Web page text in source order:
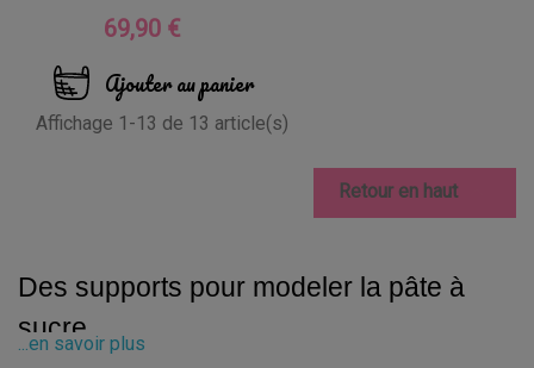
Prix
69,90 €
Ajouter au panier
Affichage 1-13 de 13 article(s)
Retour en haut
Des supports pour modeler la pâte à
sucre
...en savoir plus